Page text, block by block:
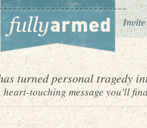
turned personal tragedy
heart-touching message you'll